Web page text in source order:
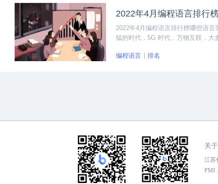
2022年4月编程语言排行
2022年4月编程语言排行榜哪些语
猛的时代，5G 时代，万物互联，
编程语言
排名
关
江苏
PMI